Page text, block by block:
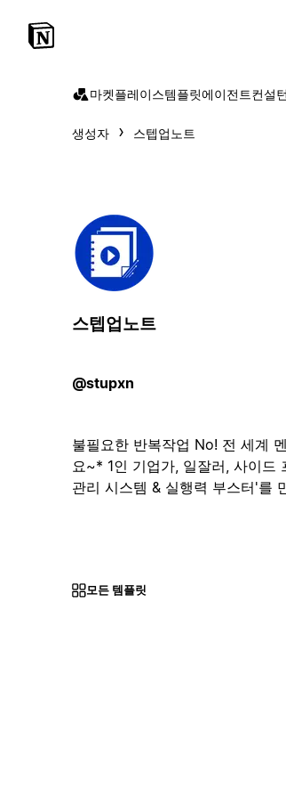
마켓플레이스템플릿에이전트컨설
생성자 스텝업노트
스텝업노트
@stupxn
불필요한 반복작업 No! 전 세계
요~* 1인 기업가, 일잘러, 사이드
관리 시스템 & 실행력 부스터'를
모든 템플릿